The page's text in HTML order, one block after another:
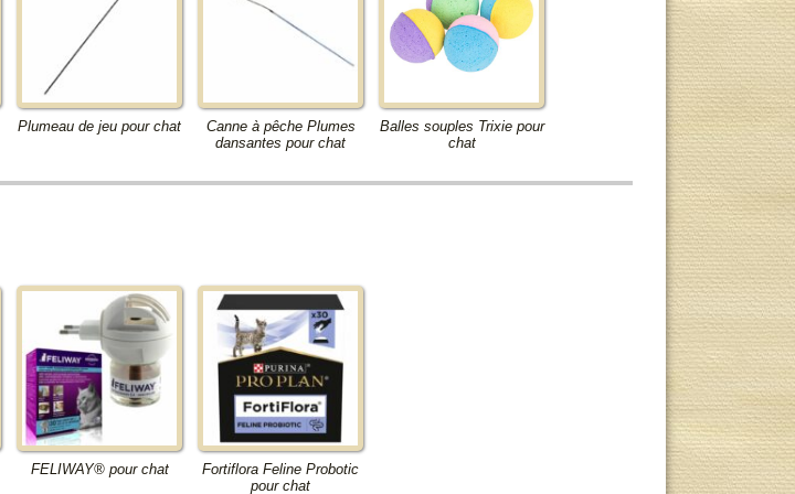
Plumeau de jeu pour chat
Canne à pêche Plumes
dansantes pour chat
Balles souples Trixie pour
chat
FELIWAY® pour chat
Fortiflora Feline Probotic
pour chat